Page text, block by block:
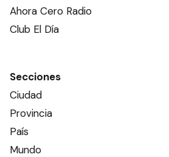
Ahora Cero Radio
Club El Día
Secciones
Ciudad
Provincia
País
Mundo